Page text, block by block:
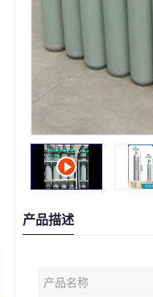
产品描述
产品名称